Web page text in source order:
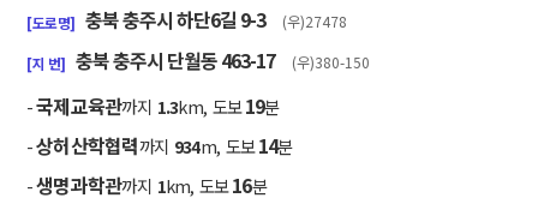
[도로명] 충북 충주시 하단6길 9-3 (우)27478
[지 번] 충북 충주시 단월동 463-17 (우)380-150
-국제교육관까지 1.3km, 도보19분
-상허산학협력까지 934m, 도보14분
-생명과학관까지 1km, 도보16분